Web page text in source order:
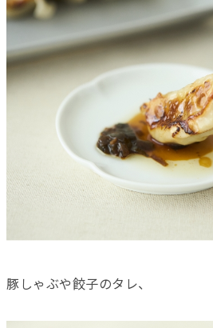
豚しゃぶや餃子のタレ、